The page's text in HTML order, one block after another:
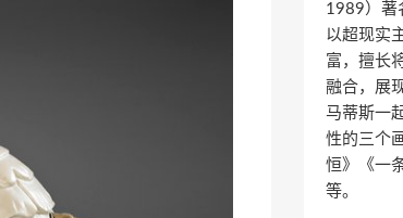
1989）著
以超现实
富，擅长
融合，展
马蒂斯一
性的三个
恒》《一
等。